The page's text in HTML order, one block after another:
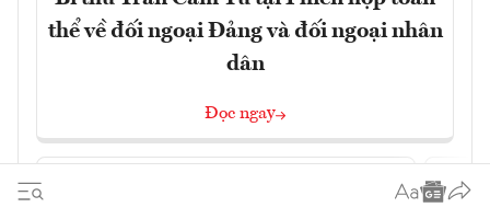
thể về đối ngoại Đảng và đối ngoại nhân
dân
Đọc ngay